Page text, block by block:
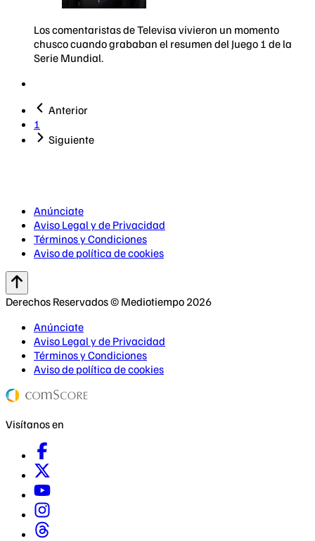
Los comentaristas de Televisa vivieron un momento
chusco cuando grababan el resumen del Juego 1 de la
Serie Mundial.
Anterior
1
Siguiente
Anúnciate
Aviso Legal y de Privacidad
Términos y Condiciones
Aviso de política de cookies
Derechos Reservados © Mediotiempo 2026
Anúnciate
Aviso Legal y de Privacidad
Términos y Condiciones
Aviso de política de cookies
Visítanos en